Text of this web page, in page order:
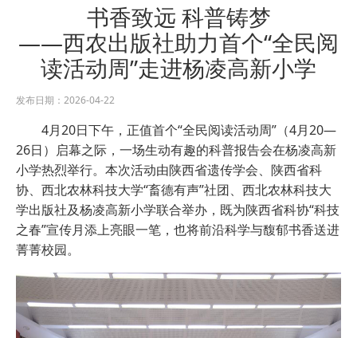
书香致远 科普铸梦
——西农出版社助力首个“全民阅
读活动周”走进杨凌高新小学
发布日期：2026-04-22
4月20日下午，正值首个“全民阅读活动周”（4月20—
26日）启幕之际，一场生动有趣的科普报告会在杨凌高新
小学热烈举行。本次活动由陕西省遗传学会、陕西省科
协、西北农林科技大学“畜德有声”社团、西北农林科技大
学出版社及杨凌高新小学联合举办，既为陕西省科协“科技
之春”宣传月添上亮眼一笔，也将前沿科学与馥郁书香送进
菁菁校园。